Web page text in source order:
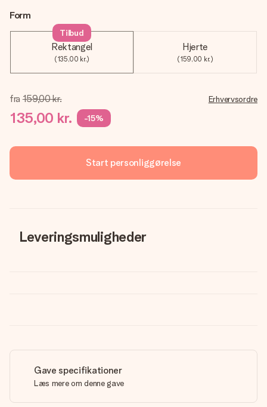
Form
Rektangel
(135,00 kr.)
Tilbud
Hjerte
(159,00 kr.)
fra 159,00 kr.
135,00 kr. -15%
Erhvervsordre
Start personliggørelse
Leveringsmuligheder
Gave specifikationer
Læs mere om denne gave